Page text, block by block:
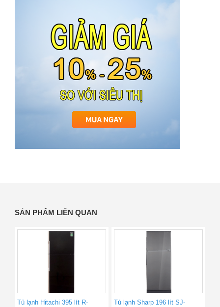
SẢN PHẨM LIÊN QUAN
Tủ lạnh Hitachi 395 lít R-
Tủ lạnh Sharp 196 lít SJ-